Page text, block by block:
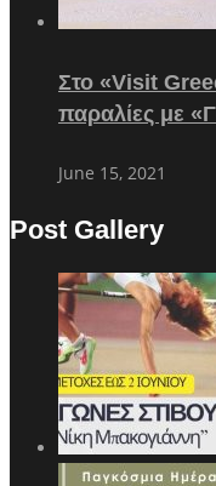
Στο «Visit
παραλίες με
June 15, 2021
Post Gallery